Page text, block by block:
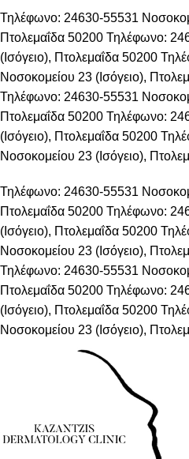
Τηλέφωνο: 24630-55531
Πτολεμαΐδα 50200 Τηλέφωνο:
(Ισόγειο), Πτολεμαΐδα 50200
Νοσοκομείου 23 (Ισόγειο),
Τηλέφωνο: 24630-55531
Πτολεμαΐδα 50200 Τηλέφωνο:
(Ισόγειο), Πτολεμαΐδα 50200
Νοσοκομείου 23 (Ισόγειο),
Τηλέφωνο: 24630-55531
Πτολεμαΐδα 50200 Τηλέφωνο:
(Ισόγειο), Πτολεμαΐδα 50200
Νοσοκομείου 23 (Ισόγειο),
Τηλέφωνο: 24630-55531
Πτολεμαΐδα 50200 Τηλέφωνο:
(Ισόγειο), Πτολεμαΐδα 50200
Νοσοκομείου 23 (Ισόγειο),